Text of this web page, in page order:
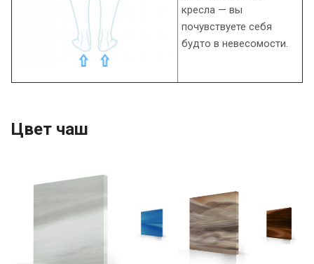
кресла — вы
почувствуете себя
будто в невесомости.
Цвет чаш